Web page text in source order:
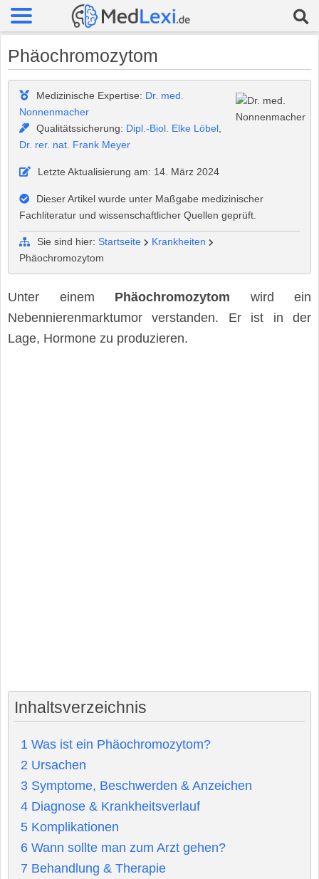
Phäochromozytom
Medizinische Expertise: Dr. med.
Nonnenmacher
Qualitätssicherung: Dipl.-Biol. Elke Löbel,
Dr. rer. nat. Frank Meyer
Letzte Aktualisierung am: 14. März 2024
Dieser Artikel wurde unter Maßgabe medizinischer
Fachliteratur und wissenschaftlicher Quellen geprüft.
Sie sind hier: Startseite
Krankheiten
Phäochromozytom
Unter einem Phäochromozytom wird ein
Nebennierenmarktumor verstanden. Er ist in der
Lage, Hormone zu produzieren.
Inhaltsverzeichnis
1 Was ist ein Phäochromozytom?
2 Ursachen
3 Symptome, Beschwerden & Anzeichen
4 Diagnose & Krankheitsverlauf
5 Komplikationen
6 Wann sollte man zum Arzt gehen?
7 Behandlung & Therapie